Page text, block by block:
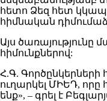
հետո Ձեզ հետ
հիմնական
Այս ծառայությունը
հիմունքներով:
Հ.Գ. Գործընկերների
ուղարկել ՄԻԵԴ, որը
ենք», – գրել է